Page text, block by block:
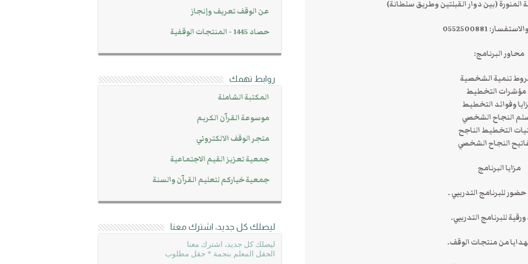
المنورة (بين دوار القبلتين وطريق سلطانة)
محاور البرنامج:
تنمية الشخصية
مؤشرات التخطيط
وفوائد التخطيط
النجاح الشخصي
التخطيط الناجح
النجاح الشخصي
مزايا البرنامج
للبرنامج التدريبي .
للبرنامج التدريبي.
من منتجات الوقف.
عن الوقف تعريف وإنجاز
حصاد 1445 - المنتجات الوقفية
روابط تهمك
المكتبة الشاملة
موسوعة القرآن الكريم
متجر الوقف الالكتروني
جمعية تعزيز القيم الاجتماعية
جمعية خياركم لتعليم القرآن والسنة
ليصلك كل جديد، اشترك معنا
ليصلك كل جديد، اشترك معنا
الحقل المعلم بنجمة * حقل مطلوب